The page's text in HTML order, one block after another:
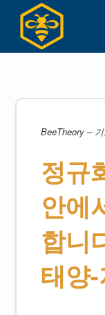
content
BeeTheory –
정규
안에
합니
태양